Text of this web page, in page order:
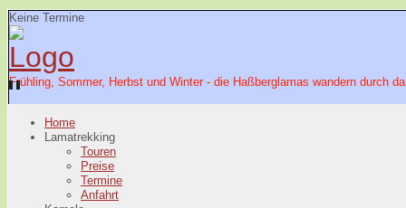
Keine Termine
Frühling, Sommer, Herbst und Winter - die Haßberglamas wandern durch
Home
Lamatrekking
Touren
Preise
Termine
Anfahrt